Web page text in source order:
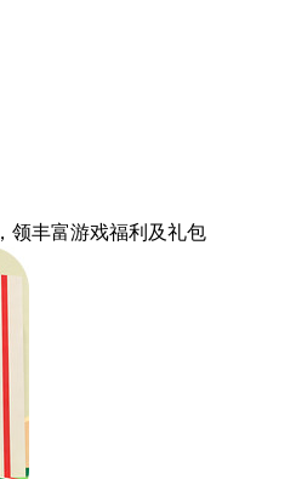
，领丰富游戏福利 及礼包